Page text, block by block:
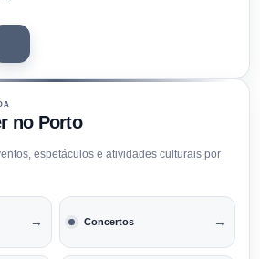
no Porto
espetáculos e atividades culturais por
→ Concertos →